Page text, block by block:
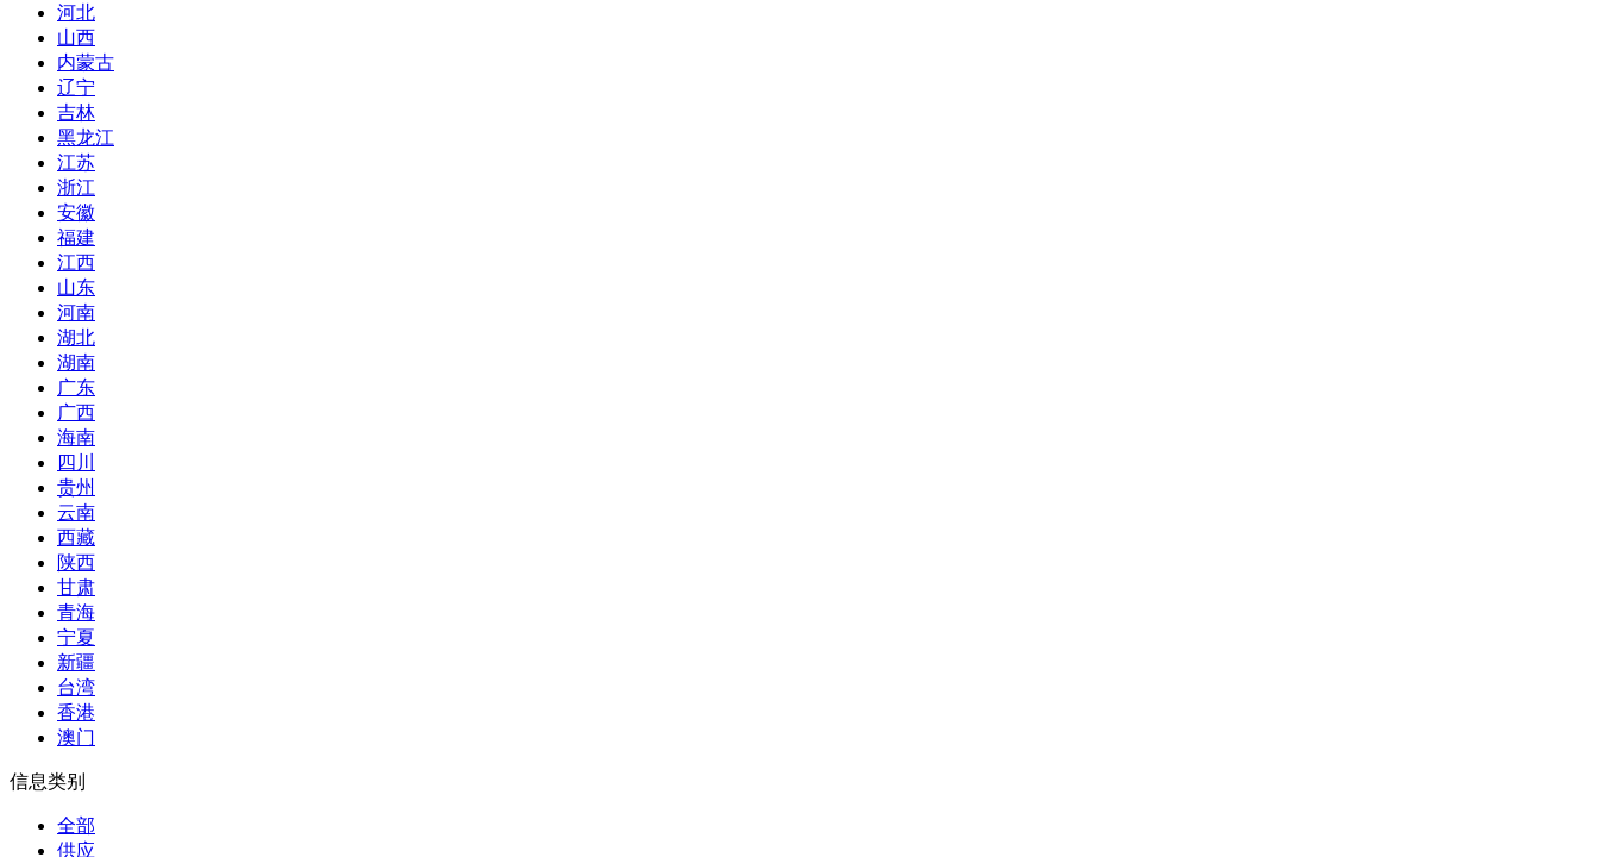
河北
山西
内蒙古
辽宁
吉林
黑龙江
江苏
浙江
安徽
福建
江西
山东
河南
湖北
湖南
广东
广西
海南
四川
贵州
云南
西藏
陕西
甘肃
青海
宁夏
新疆
台湾
香港
澳门
信息类别
全部
供应